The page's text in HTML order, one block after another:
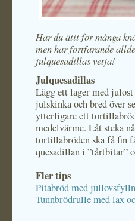
Har du ätit för många
men har fortfarande
julquesadillas vetja!
Julquesadillas
Lägg ett lager med
julskinka och bred över
ytterligare ett
medelvärme. Låt steka
tortillabröden ska få fin
quesadillan i ”tårtbitar”
Fler tips
Pitabröd med
Tunnbrödrulle med lax